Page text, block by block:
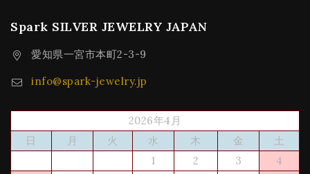
Spark SILVER JEWELRY JAPAN
愛知県一宮市本町2-3-9
info@spark-jewelry.jp
2026年4月
日
月 火 水 木 金
土
1
2 3
4